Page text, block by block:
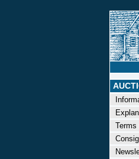
Terms